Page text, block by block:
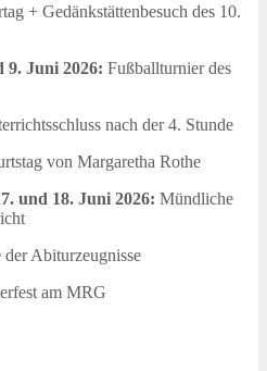
+ Gedänkstättenbesuch des 10.
9. Juni 2026: Fußballturnier des
nach der 4. Stunde
von Margaretha Rothe
und 18. Juni 2026: Mündliche
der Abiturzeugnisse
am MRG